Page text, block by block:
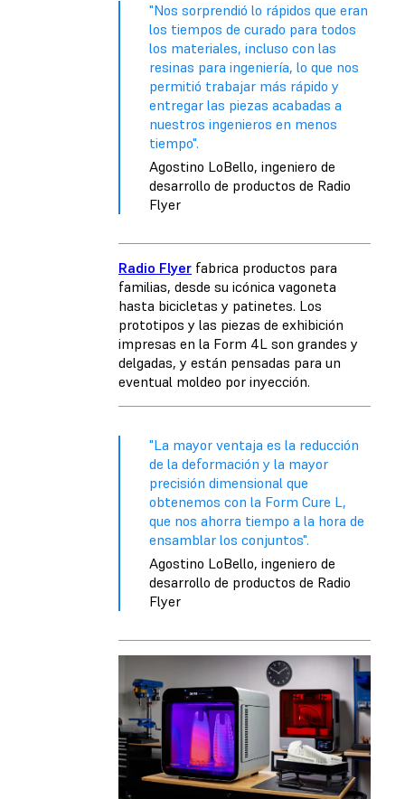
"Nos sorprendió lo rápidos que eran
los tiempos de curado para todos
los materiales, incluso con las
resinas para ingeniería, lo que nos
permitió trabajar más rápido y
entregar las piezas acabadas a
nuestros ingenieros en menos
tiempo".
Agostino LoBello, ingeniero de
desarrollo de productos de Radio
Flyer
Radio Flyer fabrica productos para
familias, desde su icónica vagoneta
hasta bicicletas y patinetes. Los
prototipos y las piezas de exhibición
impresas en la Form 4L son grandes y
delgadas, y están pensadas para un
eventual moldeo por inyección.
"La mayor ventaja es la reducción
de la deformación y la mayor
precisión dimensional que
obtenemos con la Form Cure L,
que nos ahorra tiempo a la hora de
ensamblar los conjuntos".
Agostino LoBello, ingeniero de
desarrollo de productos de Radio
Flyer